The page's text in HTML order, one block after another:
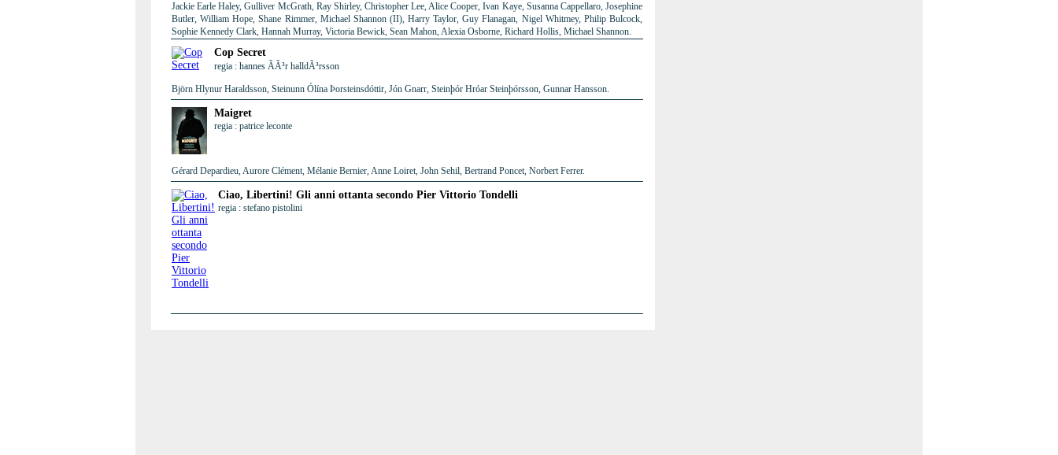
Jackie Earle Haley, Gulliver McGrath, Ray Shirley, Christopher Lee, Alice Cooper, Ivan Kaye, Susanna Cappellaro, Josephine
Butler, William Hope, Shane Rimmer, Michael Shannon (II), Harry Taylor, Guy Flanagan, Nigel Whitmey, Philip Bulcock,
Sophie Kennedy Clark, Hannah Murray, Victoria Bewick, Sean Mahon, Alexia Osborne, Richard Hollis, Michael Shannon.
Cop Secret
regia : hannes ÃÃ³r halldÃ³rsson
Björn Hlynur Haraldsson, Steinunn Ólína Þorsteinsdóttir, Jón Gnarr, Steinþór Hróar Steinþórsson, Gunnar Hansson.
Maigret
regia : patrice leconte
Gérard Depardieu, Aurore Clément, Mélanie Bernier, Anne Loiret, John Sehil, Bertrand Poncet, Norbert Ferrer.
Ciao, Libertini! Gli anni ottanta secondo Pier Vittorio Tondelli
regia : stefano pistolini